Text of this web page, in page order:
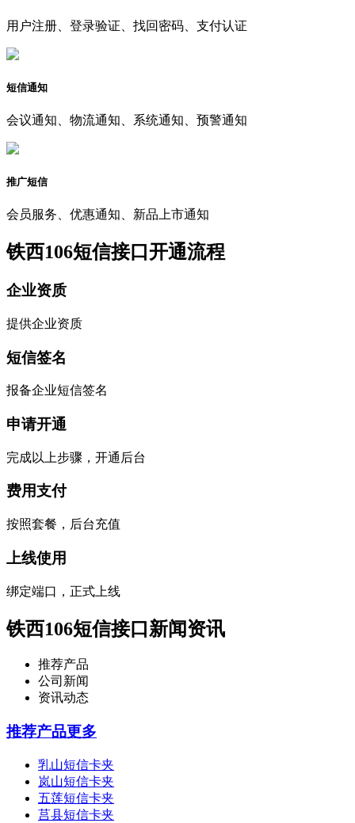
用户注册、登录验证、找回密码、支付认证
短信通知
会议通知、物流通知、系统通知、预警通知
推广短信
会员服务、优惠通知、新品上市通知
铁西106短信接口开通流程
企业资质
提供企业资质
短信签名
报备企业短信签名
申请开通
完成以上步骤，开通后台
费用支付
按照套餐，后台充值
上线使用
绑定端口，正式上线
铁西106短信接口新闻资讯
推荐产品
公司新闻
资讯动态
推荐产品更多
乳山短信卡夹
岚山短信卡夹
五莲短信卡夹
莒县短信卡夹